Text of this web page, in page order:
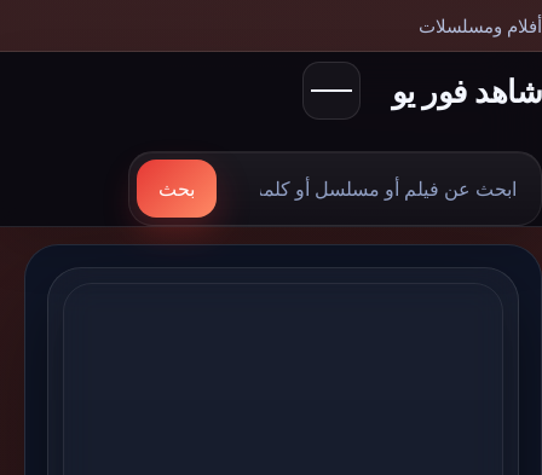
أفلام ومسلسلات
شاهد فور يو
ابحث
بحث